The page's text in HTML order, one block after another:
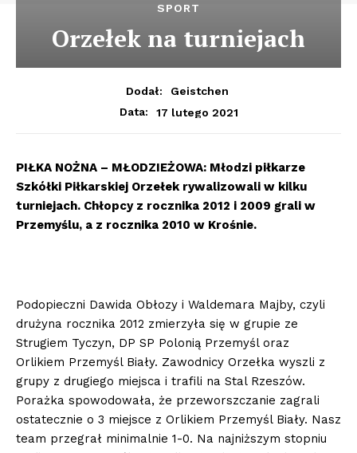
SPORT
Orzełek na turniejach
Dodał:
Geistchen
Data:
17 lutego 2021
PIŁKA NOŻNA – MŁODZIEŻOWA: Młodzi piłkarze
Szkółki Piłkarskiej Orzełek rywalizowali w kilku
turniejach. Chłopcy z rocznika 2012 i 2009 grali w
Przemyślu, a z rocznika 2010 w Krośnie.
Podopieczni Dawida Obłozy i Waldemara Majby, czyli
drużyna rocznika 2012 zmierzyła się w grupie ze
Strugiem Tyczyn, DP SP Polonią Przemyśl oraz
Orlikiem Przemyśl Biały. Zawodnicy Orzełka wyszli z
grupy z drugiego miejsca i trafili na Stal Rzeszów.
Porażka spowodowała, że przeworszczanie zagrali
ostatecznie o 3 miejsce z Orlikiem Przemyśl Biały. Nasz
team przegrał minimalnie 1-0. Na najniższym stopniu